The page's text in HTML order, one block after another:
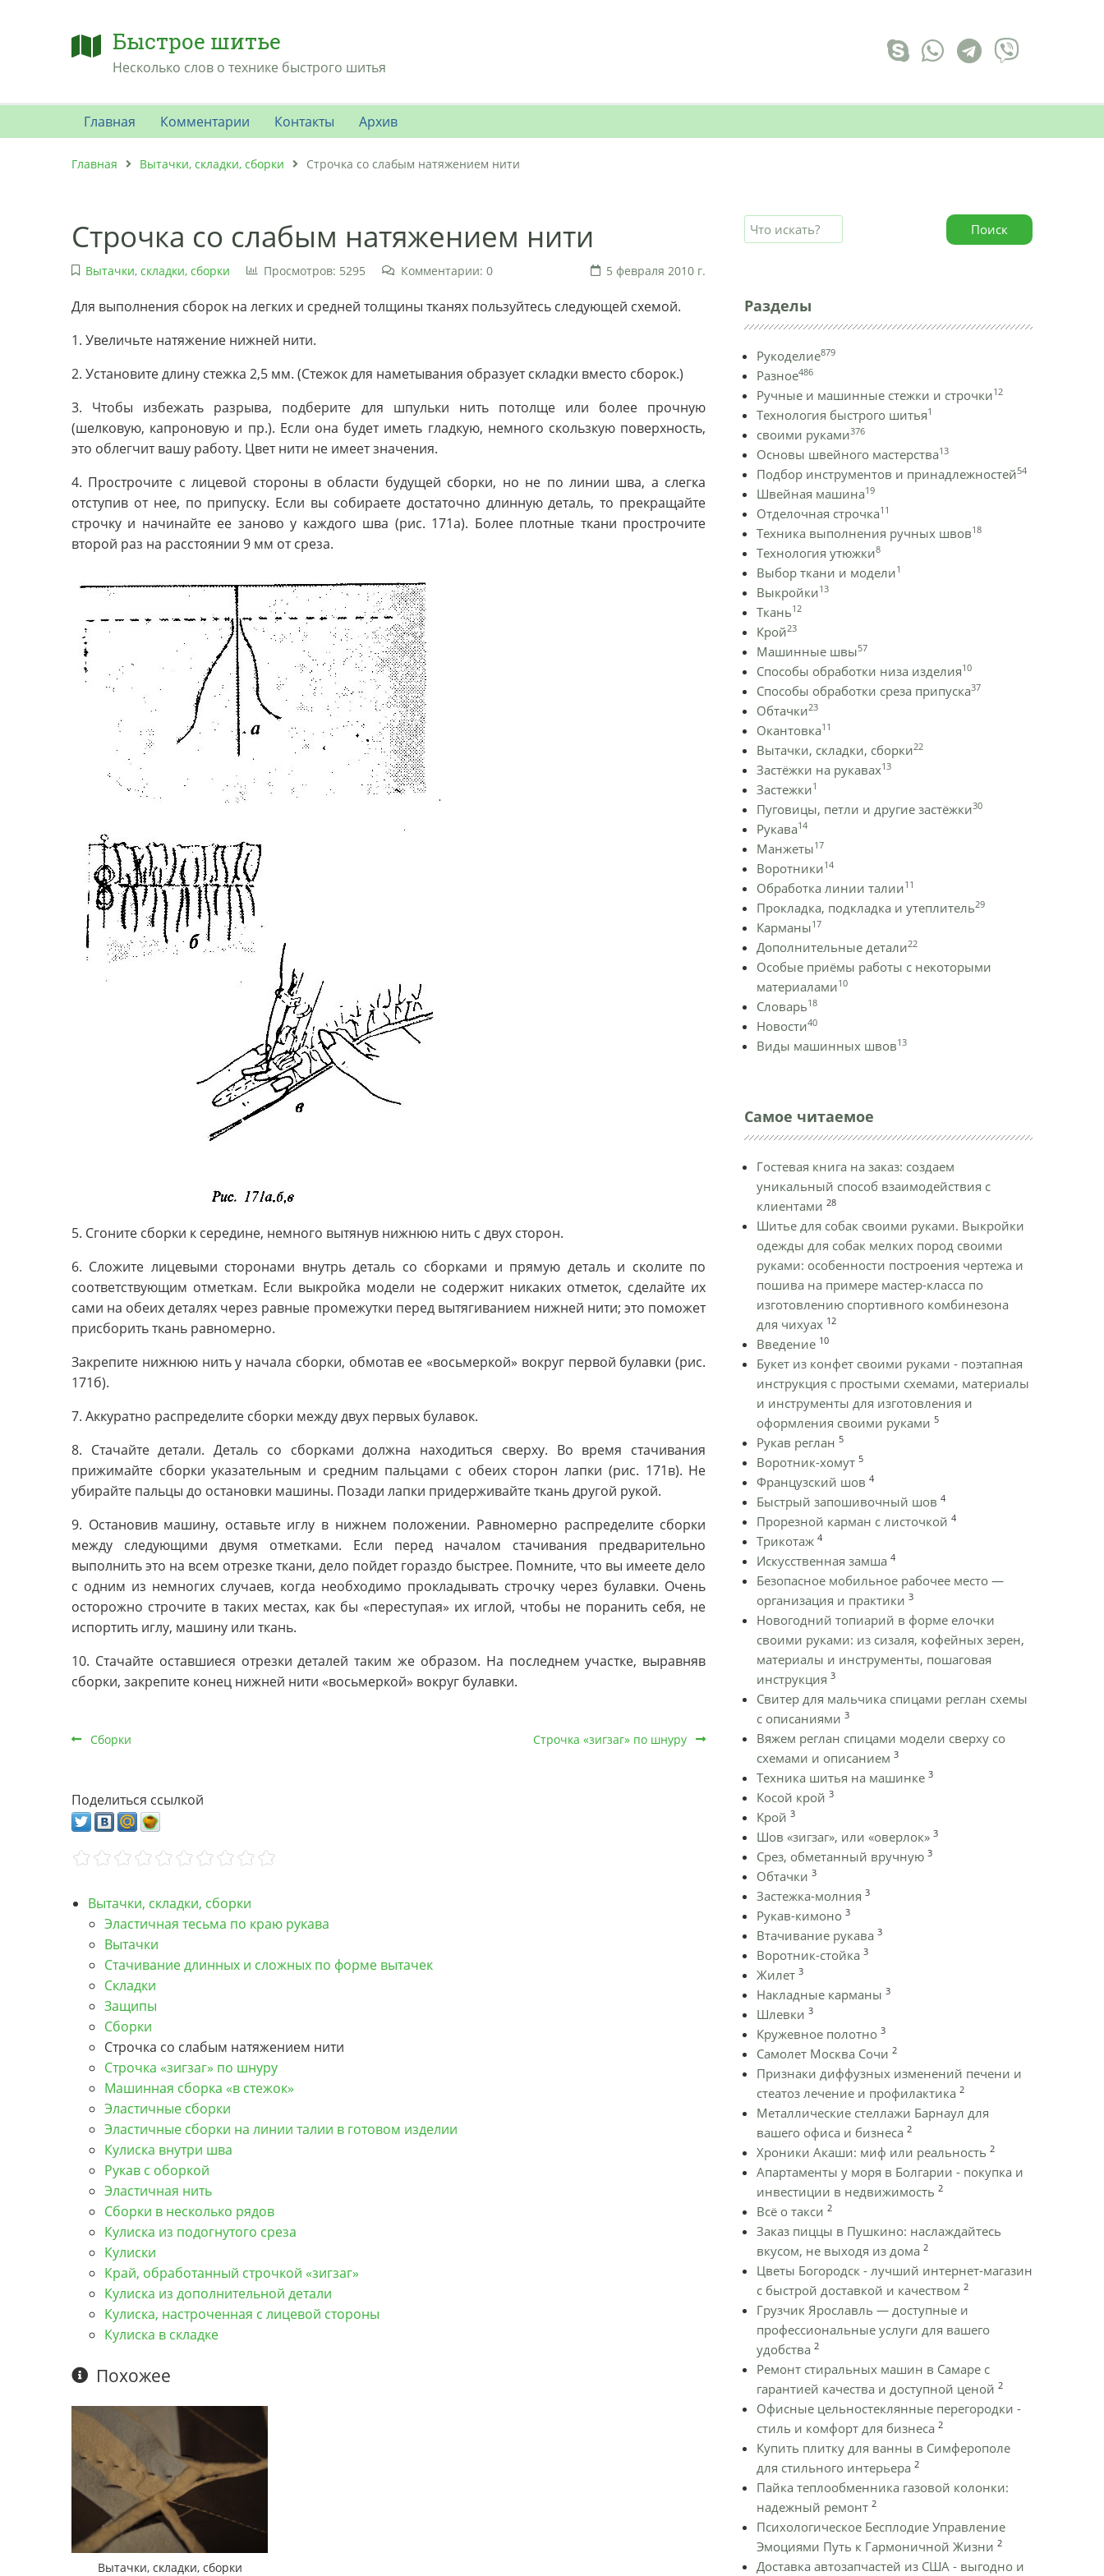
Быстрое шитье
Несколько слов о технике быстрого шитья
Главная Комментарии Контакты Архив
Главная Вытачки, складки, сборки Строчка со слабым натяжением нити
Строчка со слабым натяжением нити
Вытачки, складки, сборки Просмотров: 5295 Комментарии: 0 5 февраля 2010 г.
Для выполнения сборок на легких и средней толщины тканях пользуйтесь следующей схемой.
1. Увеличьте натяжение нижней нити.
2. Установите длину стежка 2,5 мм. (Стежок для наметывания образует складки вместо сборок.)
3. Чтобы избежать разрыва, подберите для шпульки нить потолще или более прочную
(шелковую, капроновую и пр.). Если она будет иметь гладкую, немного скользкую поверхность,
это облегчит вашу работу. Цвет нити не имеет значения.
4. Прострочите с лицевой стороны в области будущей сборки, но не по линии шва, а слегка
отступив от нее, по припуску. Если вы собираете достаточно длинную деталь, то прекращайте
строчку и начинайте ее заново у каждого шва (рис. 171а). Более плотные ткани прострочите
второй раз на расстоянии 9 мм от среза.
5. Сгоните сборки к середине, немного вытянув нижнюю нить с двух сторон.
6. Сложите лицевыми сторонами внутрь деталь со сборками и прямую деталь и сколите по
соответствующим отметкам. Если выкройка модели не содержит никаких отметок, сделайте их
сами на обеих деталях через равные промежутки перед вытягиванием нижней нити; это поможет
присборить ткань равномерно.
Закрепите нижнюю нить у начала сборки, обмотав ее «восьмеркой» вокруг первой булавки (рис.
171б).
7. Аккуратно распределите сборки между двух первых булавок.
8. Стачайте детали. Деталь со сборками должна находиться сверху. Во время стачивания
прижимайте сборки указательным и средним пальцами с обеих сторон лапки (рис. 171в). Не
убирайте пальцы до остановки машины. Позади лапки придерживайте ткань другой рукой.
9. Остановив машину, оставьте иглу в нижнем положении. Равномерно распределите сборки
между следующими двумя отметками. Если перед началом стачивания предварительно
выполнить это на всем отрезке ткани, дело пойдет гораздо быстрее. Помните, что вы имеете дело
с одним из немногих случаев, когда необходимо прокладывать строчку через булавки. Очень
осторожно строчите в таких местах, как бы «переступая» их иглой, чтобы не поранить себя, не
испортить иглу, машину или ткань.
10. Стачайте оставшиеся отрезки деталей таким же образом. На последнем участке, выравняв
сборки, закрепите конец нижней нити «восьмеркой» вокруг булавки.
Сборки Строчка «зигзаг» по шнуру
Поделиться ссылкой
Вытачки, складки, сборки
Эластичная тесьма по краю рукава
Вытачки
Стачивание длинных и сложных по форме вытачек
Складки
Защипы
Сборки
Строчка со слабым натяжением нити
Строчка «зигзаг» по шнуру
Машинная сборка «в стежок»
Эластичные сборки
Эластичные сборки на линии талии в готовом изделии
Кулиска внутри шва
Рукав с оборкой
Эластичная нить
Сборки в несколько рядов
Кулиска из подогнутого среза
Кулиски
Край, обработанный строчкой «зигзаг»
Кулиска из дополнительной детали
Кулиска, настроченная с лицевой стороны
Кулиска в складке
Похожее
Вытачки, складки, сборки
Поиск
Разделы
Рукоделие879
Разное486
Ручные и машинные стежки и строчки12
Технология быстрого шитья1
своими руками376
Основы швейного мастерства13
Подбор инструментов и принадлежностей54
Швейная машина19
Отделочная строчка11
Техника выполнения ручных швов18
Технология утюжки8
Выбор ткани и модели1
Выкройки13
Ткань12
Крой23
Машинные швы57
Способы обработки низа изделия10
Способы обработки среза припуска37
Обтачки23
Окантовка11
Вытачки, складки, сборки22
Застёжки на рукавах13
Застежки1
Пуговицы, петли и другие застёжки30
Рукава14
Манжеты17
Воротники14
Обработка линии талии11
Прокладка, подкладка и утеплитель29
Карманы17
Дополнительные детали22
Особые приёмы работы с некоторыми
материалами10
Словарь18
Новости40
Виды машинных швов13
Самое читаемое
Гостевая книга на заказ: создаем
уникальный способ взаимодействия с
клиентами 28
Шитье для собак своими руками. Выкройки
одежды для собак мелких пород своими
руками: особенности построения чертежа и
пошива на примере мастер-класса по
изготовлению спортивного комбинезона
для чихуах 12
Введение 10
Букет из конфет своими руками - поэтапная
инструкция с простыми схемами, материалы
и инструменты для изготовления и
оформления своими руками 5
Рукав реглан 5
Воротник-хомут 5
Французский шов 4
Быстрый запошивочный шов 4
Прорезной карман с листочкой 4
Трикотаж 4
Искусственная замша 4
Безопасное мобильное рабочее место —
организация и практики 3
Новогодний топиарий в форме елочки
своими руками: из сизаля, кофейных зерен,
материалы и инструменты, пошаговая
инструкция 3
Cвитер для мальчика спицами реглан схемы
с описаниями 3
Вяжем реглан спицами модели сверху со
схемами и описанием 3
Техника шитья на машинке 3
Косой крой 3
Крой 3
Шов «зигзаг», или «оверлок» 3
Срез, обметанный вручную 3
Обтачки 3
Застежка-молния 3
Рукав-кимоно 3
Втачивание рукава 3
Воротник-стойка 3
Жилет 3
Накладные карманы 3
Шлевки 3
Кружевное полотно 3
Самолет Москва Сочи 2
Признаки диффузных изменений печени и
стеатоз лечение и профилактика 2
Металлические стеллажи Барнаул для
вашего офиса и бизнеса 2
Хроники Акаши: миф или реальность 2
Апартаменты у моря в Болгарии - покупка и
инвестиции в недвижимость 2
Всё о такси 2
Заказ пиццы в Пушкино: наслаждайтесь
вкусом, не выходя из дома 2
Цветы Богородск - лучший интернет-магазин
с быстрой доставкой и качеством 2
Грузчик Ярославль — доступные и
профессиональные услуги для вашего
удобства 2
Ремонт стиральных машин в Самаре с
гарантией качества и доступной ценой 2
Офисные цельностеклянные перегородки -
стиль и комфорт для бизнеса 2
Купить плитку для ванны в Симферополе
для стильного интерьера 2
Пайка теплообменника газовой колонки:
надежный ремонт 2
Психологическое Бесплодие Управление
Эмоциями Путь к Гармоничной Жизни 2
Доставка автозапчастей из США - выгодно и